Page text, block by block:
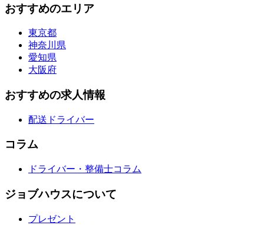
おすすめのエリア
東京都
神奈川県
愛知県
大阪府
おすすめの求人情報
配送ドライバー
コラム
ドライバー・整備士コラム
ジョブハウスについて
プレゼント